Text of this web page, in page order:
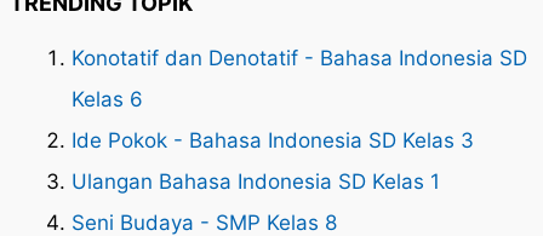
Konotatif dan Denotatif - Bahasa Indonesia SD
Kelas 6
Ide Pokok - Bahasa Indonesia SD Kelas 3
Ulangan Bahasa Indonesia SD Kelas 1
Seni Budaya - SMP Kelas 8